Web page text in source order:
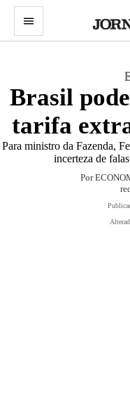
menu
Brasil
tarifa
Para ministro da Fazenda,
incerteza de
Por